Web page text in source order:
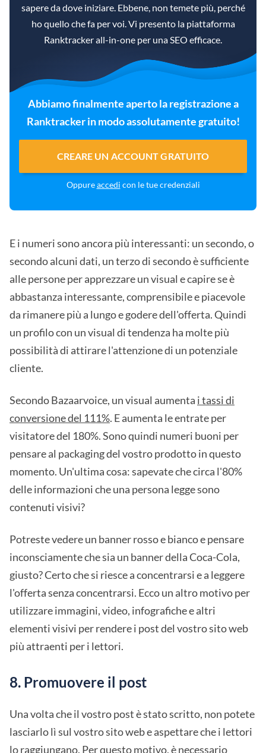
sapere da dove iniziare. Ebbene, non temete più, perché
ho quello che fa per voi. Vi presento la piattaforma
Ranktracker all-in-one per una SEO efficace.
Abbiamo finalmente aperto la registrazione a
Ranktracker in modo assolutamente gratuito!
CREARE UN ACCOUNT GRATUITO
Oppureaccedi con le tue credenziali
E i numeri sono ancora più interessanti: un secondo, o
secondo alcuni dati, un terzo di secondo è sufficiente
alle persone per apprezzare un visual e capire se è
abbastanza interessante, comprensibile e piacevole
da rimanere più a lungo e godere dell'offerta. Quindi
un profilo con un visual di tendenza ha molte più
possibilità di attirare l'attenzione di un potenziale
cliente.
Secondo Bazaarvoice, un visual aumenta i tassi di
conversione del 111%. E aumenta le entrate per
visitatore del 180%. Sono quindi numeri buoni per
pensare al packaging del vostro prodotto in questo
momento. Un'ultima cosa: sapevate che circa l'80%
delle informazioni che una persona legge sono
contenuti visivi?
Potreste vedere un banner rosso e bianco e pensare
inconsciamente che sia un banner della Coca-Cola,
giusto? Certo che si riesce a concentrarsi e a leggere
l'offerta senza concentrarsi. Ecco un altro motivo per
utilizzare immagini, video, infografiche e altri
elementi visivi per rendere i post del vostro sito web
più attraenti per i lettori.
8. Promuovere il post
Una volta che il vostro post è stato scritto, non potete
lasciarlo lì sul vostro sito web e aspettare che i lettori
lo raggiungano. Per questo motivo, è necessario